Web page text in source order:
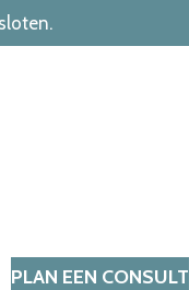
PLAN EEN CONSULT